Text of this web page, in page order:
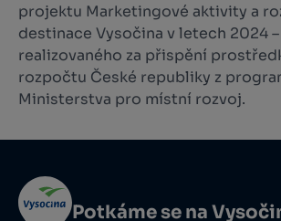
projektu Marketingové aktivity a
destinace Vysočina v letech 2024
realizovaného za přispění
rozpočtu České republiky z
Ministerstva pro místní rozvoj.
Potkáme se na